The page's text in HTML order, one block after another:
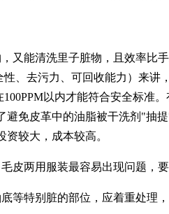
又能清洗里子脏物，且效率比
、去污力、可回收能力）来讲
100PPM以内才能符合安全标准
避免皮革中的油脂被干洗剂 "抽提
较大，成本较高。
两用服装最容易出现问题，
特别脏的部位，应着重处理